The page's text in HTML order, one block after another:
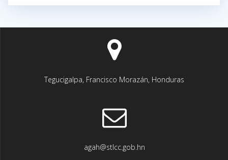
Tegucigalpa, Francisco Morazán, Honduras
agah@stlcc.gob.hn